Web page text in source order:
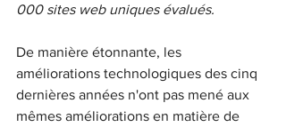
000 sites web uniques évalués.
De manière étonnante, les
améliorations technologiques des cinq
dernières années n'ont pas mené aux
mêmes améliorations en matière de